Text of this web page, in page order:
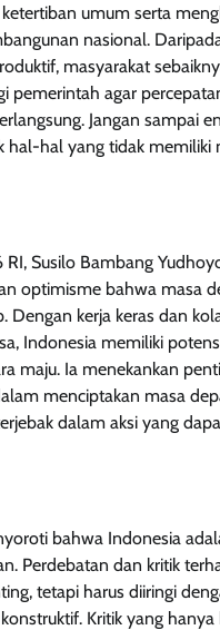
umum serta
nasional.
masyarakat
pemerintah agar
Jangan sampai
hal-hal yang tidak memiliki
RI, Susilo Bambang
optimisme bahwa masa
Dengan kerja keras dan
Indonesia memiliki
maju. Ia menekankan
menciptakan masa
dalam aksi yang
bahwa Indonesia
Perdebatan dan kritik
tetapi harus diiringi
Kritik yang